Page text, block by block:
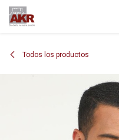
Ir al contenido
Todos los productos